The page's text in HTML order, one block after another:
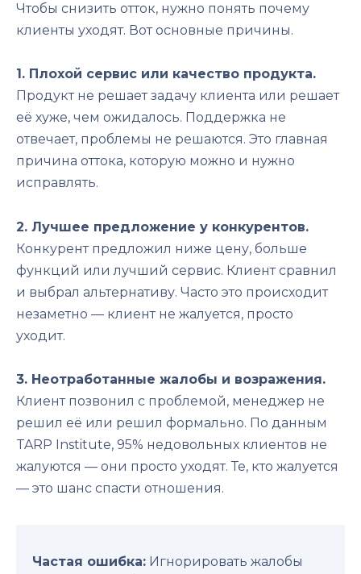
Чтобы снизить отток, нужно понять почему
клиенты уходят. Вот основные причины.
1. Плохой сервис или качество продукта.
Продукт не решает задачу клиента или решает
её хуже, чем ожидалось. Поддержка не
отвечает, проблемы не решаются. Это главная
причина оттока, которую можно и нужно
исправлять.
2. Лучшее предложение у конкурентов.
Конкурент предложил ниже цену, больше
функций или лучший сервис. Клиент сравнил
и выбрал альтернативу. Часто это происходит
незаметно — клиент не жалуется, просто
уходит.
3. Неотработанные жалобы и возражения.
Клиент позвонил с проблемой, менеджер не
решил её или решил формально. По данным
TARP Institute, 95% недовольных клиентов не
жалуются — они просто уходят. Те, кто жалуется
— это шанс спасти отношения.
Частая ошибка: Игнорировать жалобы